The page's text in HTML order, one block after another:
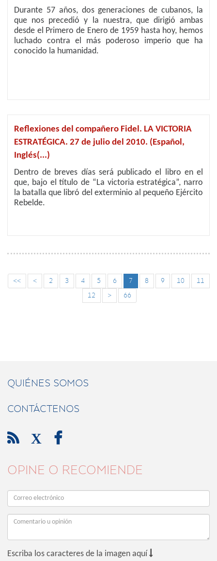
Durante 57 años, dos generaciones de cubanos, la
que nos precedió y la nuestra, que dirigió ambas
desde el Primero de Enero de 1959 hasta hoy, hemos
luchado contra el más poderoso imperio que ha
conocido la humanidad.
Reflexiones del compañero Fidel. LA VICTORIA
ESTRATÉGICA. 27 de julio del 2010. (Español,
Inglés(...)
Dentro de breves días será publicado el libro en el
que, bajo el título de “La victoria estratégica”, narro
la batalla que libró del exterminio al pequeño Ejército
Rebelde.
<< < 2 3 4 5 6 7 8 9 10
11
12
> 66
QUIÉNES SOMOS
CONTÁCTENOS
 X 
OPINE O RECOMIENDE
Escriba los caracteres de la imagen aquí 